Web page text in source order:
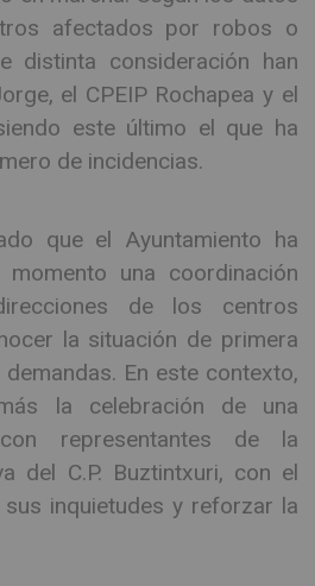
afectados por robos o
distinta consideración han
el CPEIP Rochapea y el
este último el que ha
de incidencias.
que el Ayuntamiento ha
una coordinación
de los centros
la situación de primera
En este contexto,
la celebración de una
representantes de la
del C.P. Buztintxuri, con el
inquietudes y reforzar la